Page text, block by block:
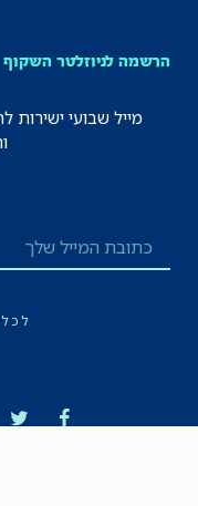
הרשמה לניוזלטר השקוף
מייל שבועי